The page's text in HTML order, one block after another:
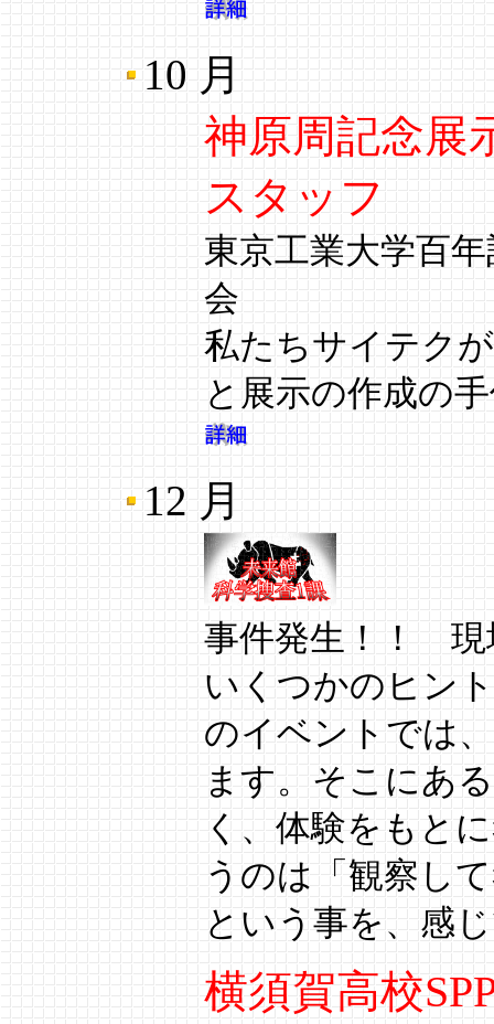
10 月
神原周記念
スタッフ
東京工業大学百
会
私たちサイテク
と展示の作成の
12 月
事件発生！！ 現
いくつかのヒン
のイベントでは
ます。そこにあ
く、体験をもと
うのは「観察し
という事を、感
横須賀高校